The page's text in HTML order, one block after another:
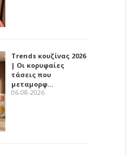
Trends κουζίνας 2026
| Οι κορυφαίες
τάσεις που
μεταμορφ…
06-08-2026